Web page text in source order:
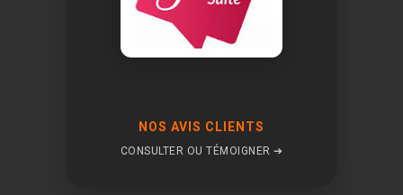
NOS AVIS CLIENTS
CONSULTER OU TÉMOIGNER ➔